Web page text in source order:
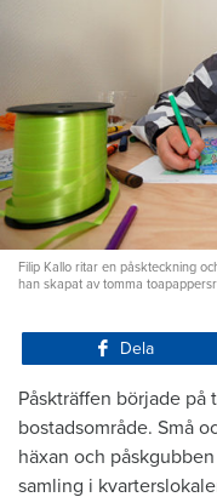
Filip Kallo ritar en påskteckning
han skapat av tomma
Dela
Påskträffen började
bostadsområde. Små
häxan och
samling i